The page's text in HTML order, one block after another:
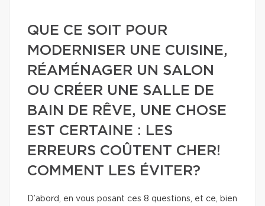
QUE CE SOIT POUR
MODERNISER UNE CUISINE,
RÉAMÉNAGER UN SALON
OU CRÉER UNE SALLE DE
BAIN DE RÊVE, UNE CHOSE
EST CERTAINE : LES
ERREURS COÛTENT CHER!
COMMENT LES ÉVITER?
D’abord, en vous posant ces 8 questions, et ce, bien